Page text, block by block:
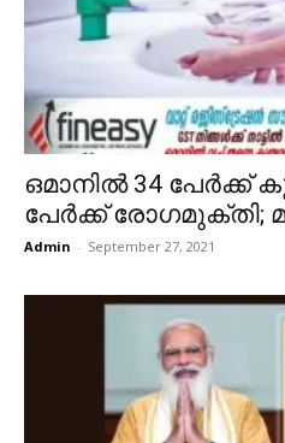
ഒമാനിൽ 34 പേർക്ക്
പേർക്ക് രോഗമുക്തി;
Admin - September 27, 2021